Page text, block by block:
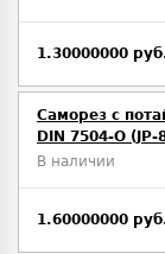
1.30000000
Саморез с
DIN 7504-O (JP-
В наличии
1.60000000